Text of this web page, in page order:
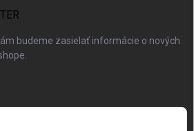
budeme zasielať informácie o nových